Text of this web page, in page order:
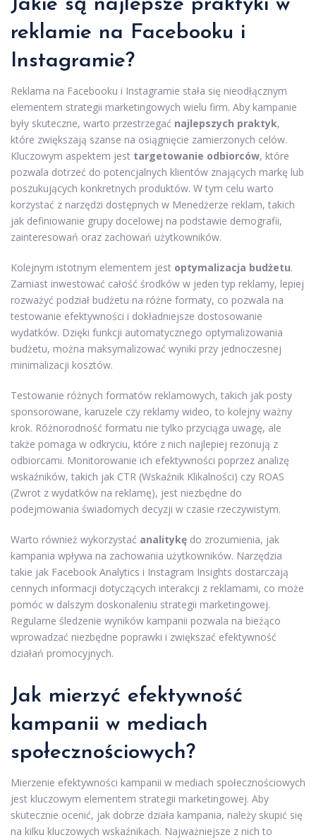
Jakie są najlepsze praktyki w
reklamie na Facebooku i
Instagramie?
Reklama na Facebooku i Instagramie stała się nieodłącznym
elementem strategii marketingowych wielu firm. Aby kampanie
były skuteczne, warto przestrzegać najlepszych praktyk,
które zwiększają szanse na osiągnięcie zamierzonych celów.
Kluczowym aspektem jest targetowanie odbiorców, które
pozwala dotrzeć do potencjalnych klientów znających markę lub
poszukujących konkretnych produktów. W tym celu warto
korzystać z narzędzi dostępnych w Menedżerze reklam, takich
jak definiowanie grupy docelowej na podstawie demografii,
zainteresowań oraz zachowań użytkowników.
Kolejnym istotnym elementem jest optymalizacja budżetu.
Zamiast inwestować całość środków w jeden typ reklamy, lepiej
rozważyć podział budżetu na różne formaty, co pozwala na
testowanie efektywności i dokładniejsze dostosowanie
wydatków. Dzięki funkcji automatycznego optymalizowania
budżetu, można maksymalizować wyniki przy jednoczesnej
minimalizacji kosztów.
Testowanie różnych formatów reklamowych, takich jak posty
sponsorowane, karuzele czy reklamy wideo, to kolejny ważny
krok. Różnorodność formatu nie tylko przyciąga uwagę, ale
także pomaga w odkryciu, które z nich najlepiej rezonują z
odbiorcami. Monitorowanie ich efektywności poprzez analizę
wskaźników, takich jak CTR (Wskaźnik Klikalności) czy ROAS
(Zwrot z wydatków na reklamę), jest niezbędne do
podejmowania świadomych decyzji w czasie rzeczywistym.
Warto również wykorzystać analitykę do zrozumienia, jak
kampania wpływa na zachowania użytkowników. Narzędzia
takie jak Facebook Analytics i Instagram Insights dostarczają
cennych informacji dotyczących interakcji z reklamami, co może
pomóc w dalszym doskonaleniu strategii marketingowej.
Regularne śledzenie wyników kampanii pozwala na bieżąco
wprowadzać niezbędne poprawki i zwiększać efektywność
działań promocyjnych.
Jak mierzyć efektywność
kampanii w mediach
społecznościowych?
Mierzenie efektywności kampanii w mediach społecznościowych
jest kluczowym elementem strategii marketingowej. Aby
skutecznie ocenić, jak dobrze działa kampania, należy skupić się
na kilku kluczowych wskaźnikach. Najważniejsze z nich to